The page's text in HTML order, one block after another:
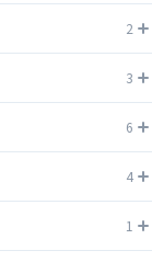
2
3
6
4
1